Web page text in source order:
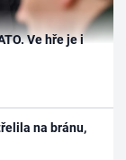
Ve hře je i
na bránu,